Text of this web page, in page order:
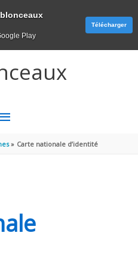
Carte nationale d’identité
Play
Télécharger